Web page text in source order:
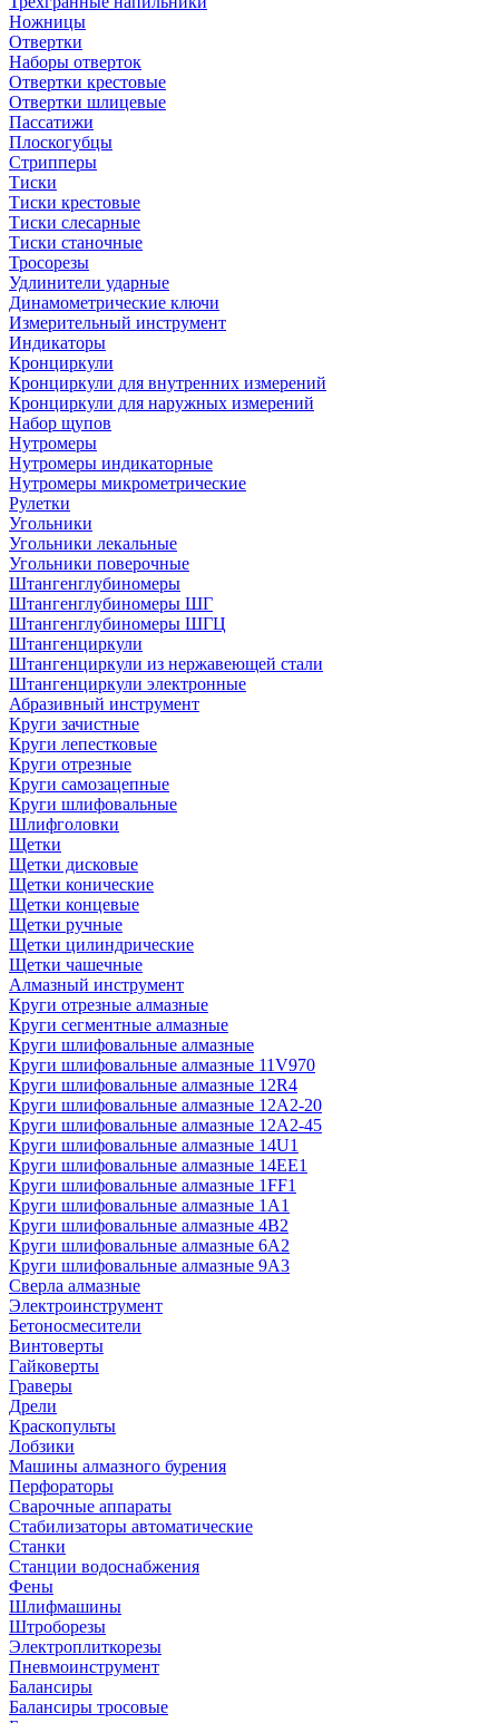
Ножницы
Отвертки
Наборы отверток
Отвертки крестовые
Отвертки шлицевые
Пассатижи
Плоскогубцы
Стрипперы
Тиски
Тиски крестовые
Тиски слесарные
Тиски станочные
Тросорезы
Удлинители ударные
Динамометрические ключи
Измерительный инструмент
Индикаторы
Кронциркули
Кронциркули для внутренних измерений
Кронциркули для наружных измерений
Набор щупов
Нутромеры
Нутромеры индикаторные
Нутромеры микрометрические
Рулетки
Угольники
Угольники лекальные
Угольники поверочные
Штангенглубиномеры
Штангенглубиномеры ШГ
Штангенглубиномеры ШГЦ
Штангенциркули
Штангенциркули из нержавеющей стали
Штангенциркули электронные
Абразивный инструмент
Круги зачистные
Круги лепестковые
Круги отрезные
Круги самозацепные
Круги шлифовальные
Шлифголовки
Щетки
Щетки дисковые
Щетки конические
Щетки концевые
Щетки ручные
Щетки цилиндрические
Щетки чашечные
Алмазный инструмент
Круги отрезные алмазные
Круги сегментные алмазные
Круги шлифовальные алмазные
Круги шлифовальные алмазные 11V970
Круги шлифовальные алмазные 12R4
Круги шлифовальные алмазные 12А2-20
Круги шлифовальные алмазные 12А2-45
Круги шлифовальные алмазные 14U1
Круги шлифовальные алмазные 14ЕЕ1
Круги шлифовальные алмазные 1FF1
Круги шлифовальные алмазные 1А1
Круги шлифовальные алмазные 4В2
Круги шлифовальные алмазные 6A2
Круги шлифовальные алмазные 9А3
Сверла алмазные
Электроинструмент
Бетоносмесители
Винтоверты
Гайковерты
Граверы
Дрели
Краскопульты
Лобзики
Машины алмазного бурения
Перфораторы
Сварочные аппараты
Стабилизаторы автоматические
Станки
Станции водоснабжения
Фены
Шлифмашины
Штроборезы
Электроплиткорезы
Пневмоинструмент
Балансиры
Балансиры тросовые